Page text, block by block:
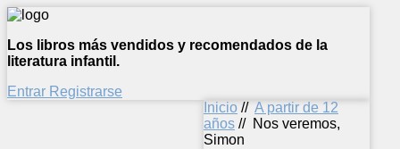
Los libros más vendidos y recomendados de la
literatura infantil.
Entrar Registrarse
Inicio // A partir de 12
años // Nos veremos,
Simon